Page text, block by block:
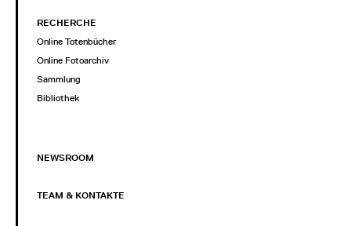
RECHERCHE
Online Totenbücher
Online Fotoarchiv
Sammlung
Bibliothek
NEWSROOM
TEAM & KONTAKTE